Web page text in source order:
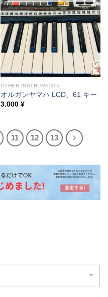
OTHER INSTRUMENTS
オルガンヤマハ LCD、61 キー
3.000 ¥
11 12 13